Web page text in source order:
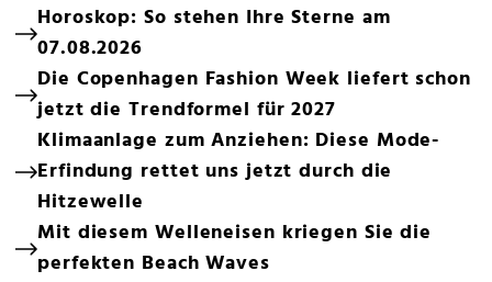
Horoskop: So stehen Ihre Sterne am
07.08.2026
Die Copenhagen Fashion Week liefert schon
jetzt die Trendformel für 2027
Klimaanlage zum Anziehen: Diese Mode-
Erfindung rettet uns jetzt durch die
Hitzewelle
Mit diesem Welleneisen kriegen Sie die
perfekten Beach Waves